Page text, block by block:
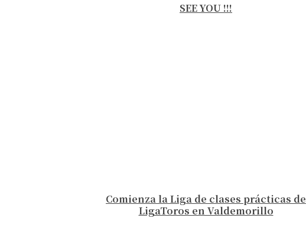
SEE YOU !!!
Comienza la Liga de clases prácticas de
LigaToros en Valdemorillo